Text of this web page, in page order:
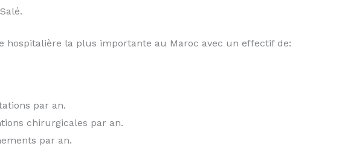
hospitalière la plus importante au Maroc avec un effectif de:
par an.
chirurgicales par an.
par an.